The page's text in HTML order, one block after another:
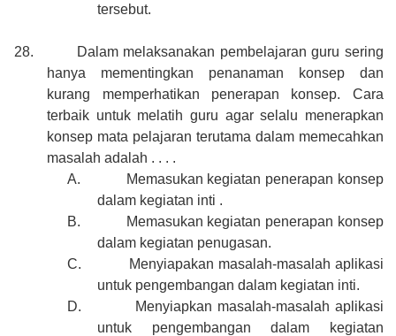
tersebut.
28.
Dalam melaksanakan pembelajaran guru sering
hanya mementingkan penanaman konsep dan
kurang memperhatikan penerapan konsep. Cara
terbaik untuk melatih guru agar selalu menerapkan
konsep mata pelajaran terutama dalam memecahkan
masalah adalah . . . .
A.
Memasukan kegiatan penerapan konsep
dalam kegiatan inti .
B.
Memasukan kegiatan penerapan konsep
dalam kegiatan penugasan.
C.
Menyiapakan masalah-masalah aplikasi
untuk pengembangan dalam kegiatan inti.
D.
Menyiapkan masalah-masalah aplikasi
untuk pengembangan dalam kegiatan